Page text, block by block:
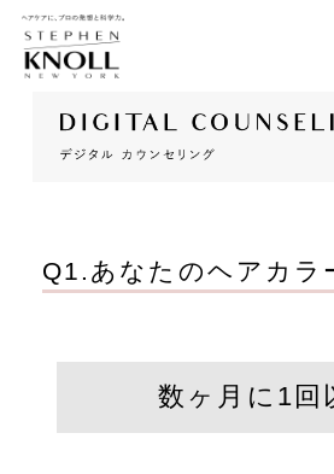
MADISON
SHOP LIST
Q1.あなたのヘアカラ
数ヶ月に1回